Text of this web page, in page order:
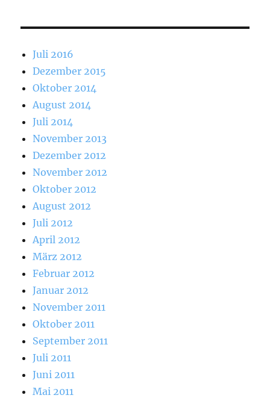
Juli 2016
Dezember 2015
Oktober 2014
August 2014
Juli 2014
November 2013
Dezember 2012
November 2012
Oktober 2012
August 2012
Juli 2012
April 2012
März 2012
Februar 2012
Januar 2012
November 2011
Oktober 2011
September 2011
Juli 2011
Juni 2011
Mai 2011